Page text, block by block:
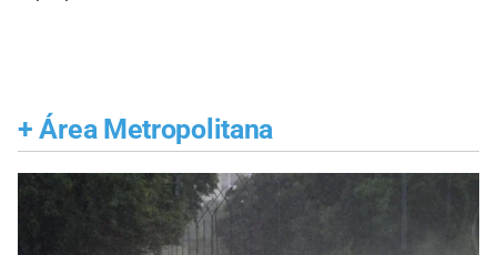
+ Área Metropolitana